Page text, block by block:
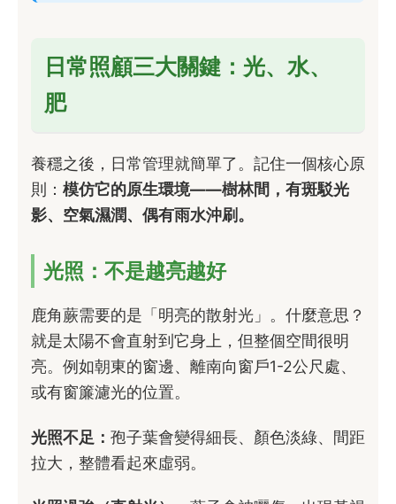
日常照顧三大關鍵：光、水、
肥
養穩之後，日常管理就簡單了。記住一個核心原
則： 模仿它的原生環境——樹林間，有斑駁光
影、空氣濕潤、偶有雨水沖刷。
光照：不是越亮越好
鹿角蕨需要的是「明亮的散射光」。什麼意思？
就是太陽不會直射到它身上，但整個空間很明
亮。例如朝東的窗邊、離南向窗戶1-2公尺處、
或有窗簾濾光的位置。
光照不足： 孢子葉會變得細長、顏色淡綠、間距
拉大，整體看起來虛弱。